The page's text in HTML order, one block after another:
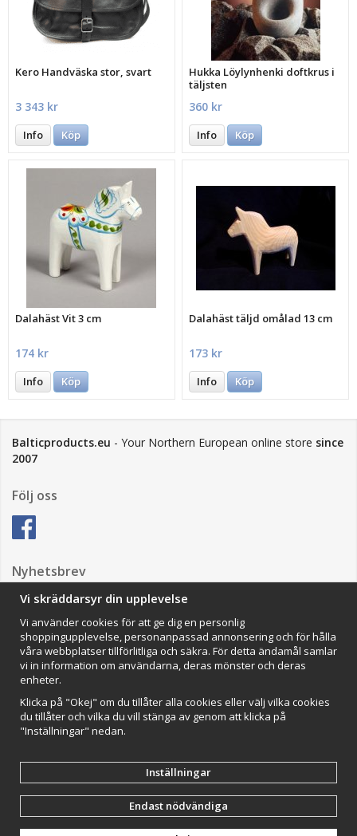
Kero Handväska stor, svart
3 343 kr
Info Köp
Hukka Löylynhenki doftkrus i
täljsten
360 kr
Info Köp
Dalahäst Vit 3 cm
174 kr
Info Köp
Dalahäst täljd omålad 13 cm
173 kr
Info Köp
Balticproducts.eu - Your Northern European online store since
2007
Följ oss
Nyhetsbrev
Impressum
VAMOS Commerce AB
Organisationsnummer: 559502-0453
Drift & produktion:Wikinggruppen
Vi skräddarsyr din upplevelse
Vi använder cookies för att ge dig en personlig
shoppingupplevelse, personanpassad annonsering och för hålla
våra webbplatser tillförlitliga och säkra. För detta ändamål samlar
vi in information om användarna, deras mönster och deras
enheter.
Klicka på "Okej" om du tillåter alla cookies eller välj vilka cookies
du tillåter och vilka du vill stänga av genom att klicka på
"Inställningar" nedan.
Inställningar
Endast nödvändiga